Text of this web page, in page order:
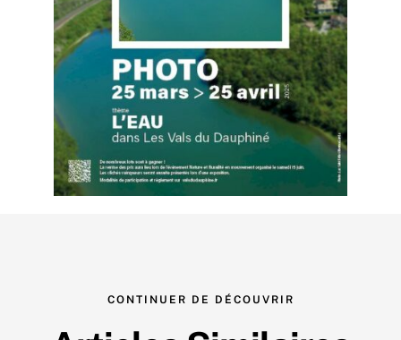
CONTINUER DE DÉCOUVRIR